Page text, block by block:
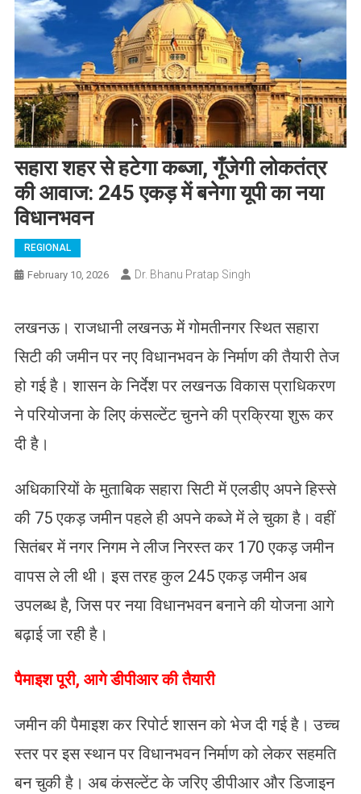
सहारा शहर से हटेगा कब्जा, गूँजेगी लोकतंत्र
की आवाज: 245 एकड़ में बनेगा यूपी का नया
विधानभवन
REGIONAL
February 10, 2026 Dr. Bhanu Pratap Singh
लखनऊ। राजधानी लखनऊ में गोमतीनगर स्थित सहारा
सिटी की जमीन पर नए विधानभवन के निर्माण की तैयारी तेज
हो गई है। शासन के निर्देश पर लखनऊ विकास प्राधिकरण
ने परियोजना के लिए कंसल्टेंट चुनने की प्रक्रिया शुरू कर
दी है।
अधिकारियों के मुताबिक सहारा सिटी में एलडीए अपने हिस्से
की 75 एकड़ जमीन पहले ही अपने कब्जे में ले चुका है। वहीं
सितंबर में नगर निगम ने लीज निरस्त कर 170 एकड़ जमीन
वापस ले ली थी। इस तरह कुल 245 एकड़ जमीन अब
उपलब्ध है, जिस पर नया विधानभवन बनाने की योजना आगे
बढ़ाई जा रही है।
पैमाइश पूरी, आगे डीपीआर की तैयारी
जमीन की पैमाइश कर रिपोर्ट शासन को भेज दी गई है। उच्च
स्तर पर इस स्थान पर विधानभवन निर्माण को लेकर सहमति
बन चुकी है। अब कंसल्टेंट के जरिए डीपीआर और डिजाइन